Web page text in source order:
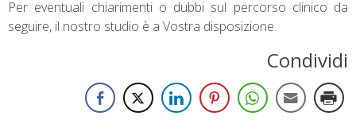
Per eventuali chiarimenti o dubbi sul percorso clinico da
seguire, il nostro studio è a Vostra disposizione.
Condividi